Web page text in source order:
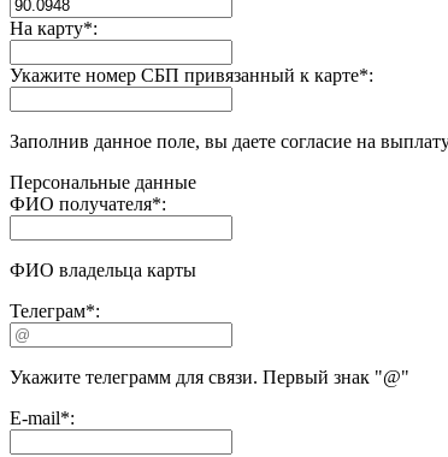
На карту*:
Укажите номер СБП привязанный к карте*:
Заполнив данное поле, вы даете согласие на
Персональные данные
ФИО получателя*:
ФИО владельца карты
Телеграм*:
Укажите телеграмм для связи. Первый знак "@"
E-mail*: